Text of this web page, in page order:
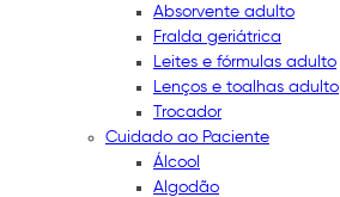
Absorvente adulto
Fralda geriátrica
Leites e fórmulas adulto
Lenços e toalhas adulto
Trocador
Cuidado ao Paciente
Álcool
Algodão